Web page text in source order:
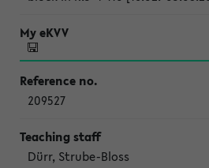
209527
Dürr, Strube-Bloss